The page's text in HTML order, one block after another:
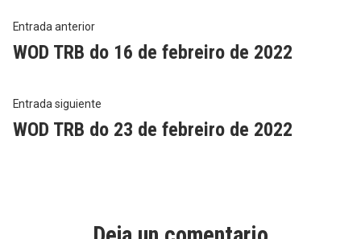
Navegación
de
entradas
Entrada anteriorEntrada
anterior:
WOD TRB do 16 de febreiro de 2022
Entrada siguiente
siguiente:
WOD TRB do 23 de febreiro de 2022